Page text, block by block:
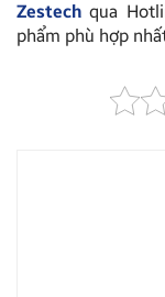
Zestech qua
phẩm phù hợp